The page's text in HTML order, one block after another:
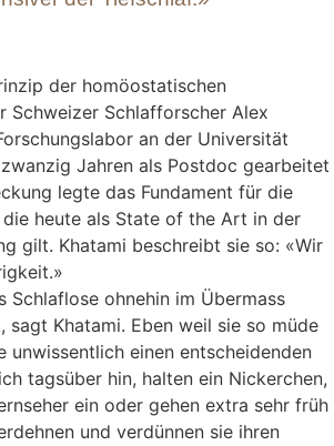
der homöostatischen
Schweizer Schlafforscher Alex
an der Universität
Jahren als Postdoc gearbeitet
legte das Fundament für die
heute als State of the Art in der
gilt. Khatami beschreibt sie so: «Wir
Schlaflose ohnehin im Übermass
sagt Khatami. Eben weil sie so müde
unwissentlich einen entscheidenden
tagsüber hin, halten ein Nickerchen,
ein oder gehen extra sehr früh
und verdünnen sie ihren